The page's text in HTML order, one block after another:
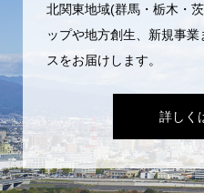
北関東地域(群馬・栃木・
ップや地方創生、新規事
スをお届けします。
詳しく